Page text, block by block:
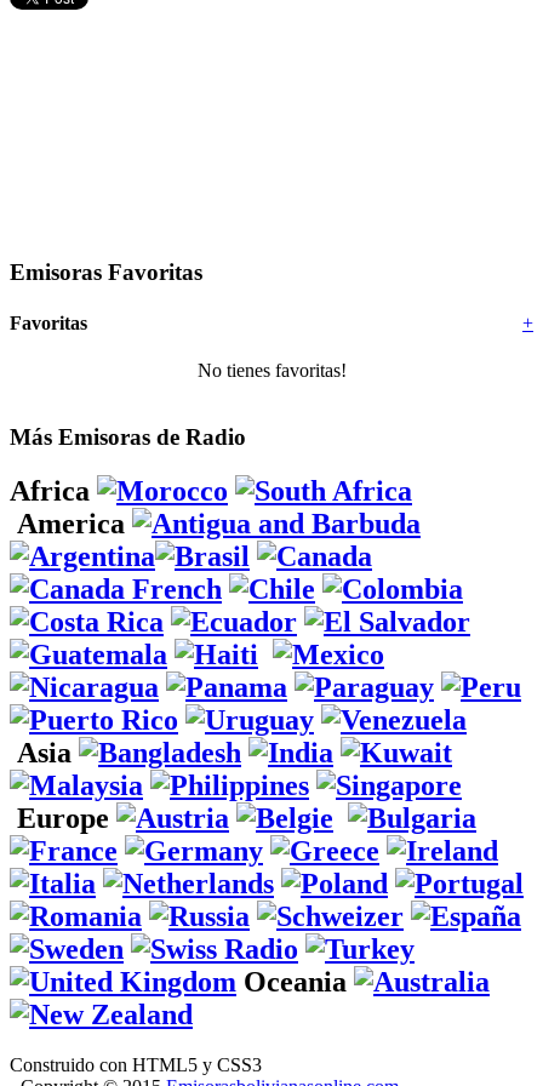
Emisoras Favoritas
+
Favoritas
No tienes favoritas!
Más Emisoras de Radio
Africa
America
Asia
Europe
Oceania
Construido con HTML5 y CSS3